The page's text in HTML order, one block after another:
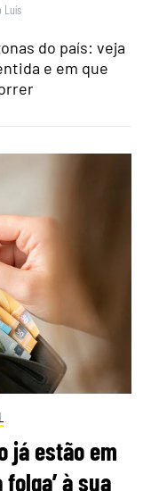
Luís
do país: veja
e em que
já estão em
à sua